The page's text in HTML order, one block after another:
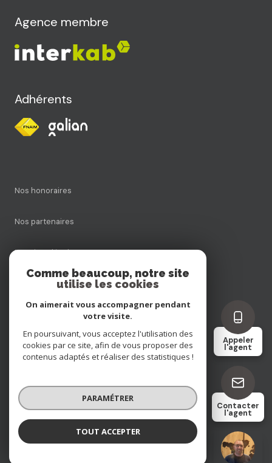
Julien MATHIS
Appeler
l'agent
Contacter
l'agent
Agence membre
Adhérents
Nos honoraires
Nos partenaires
Mentions légales
Cookies
© 2026 | Tous droits réservés
Réalisé par
Comme beaucoup, notre site
utilise les cookies
On aimerait vous accompagner pendant
votre visite.
En poursuivant, vous acceptez l'utilisation des
cookies par ce site, afin de vous proposer des
contenus adaptés et réaliser des statistiques !
PARAMÉTRER
TOUT ACCEPTER